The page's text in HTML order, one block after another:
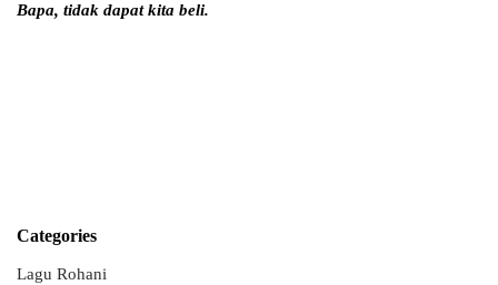
Bapa, tidak dapat kita beli.
Categories
Lagu Rohani